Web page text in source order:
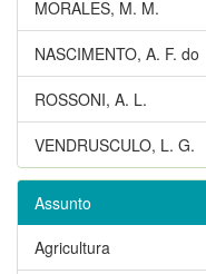
MORALES, M. M.
NASCIMENTO, A. F. do
ROSSONI, A. L.
VENDRUSCULO, L. G.
Assunto
Agricultura